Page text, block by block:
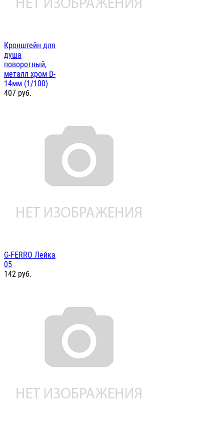
Кронштейн для
душа
поворотный,
металл хром D-
14мм (1/100)
407 руб.
G-FERRO Лейка
05
142 руб.